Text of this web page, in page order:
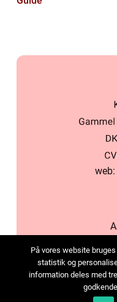
web:
På vores website
statistik og
information deles med